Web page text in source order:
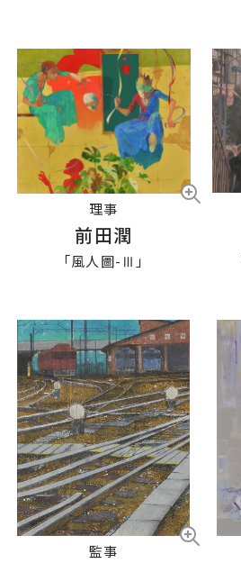
理事
前田潤
「風人圖-Ⅲ」
監事